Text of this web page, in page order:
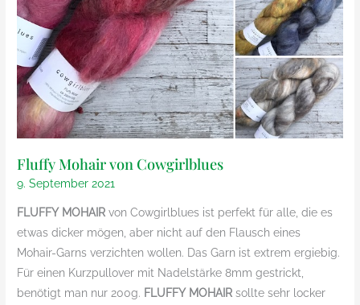
Fluffy Mohair von Cowgirlblues
9. September 2021
FLUFFY MOHAIR von Cowgirlblues ist perfekt für alle, die es
etwas dicker mögen, aber nicht auf den Flausch eines
Mohair-Garns verzichten wollen. Das Garn ist extrem ergiebig.
Für einen Kurzpullover mit Nadelstärke 8mm gestrickt,
benötigt man nur 200g. FLUFFY MOHAIRsollte sehr locker